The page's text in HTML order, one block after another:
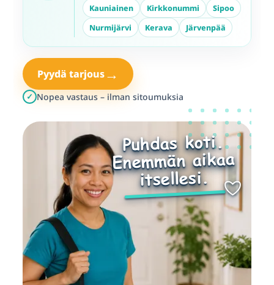
Kauniainen
Kirkkonummi
Sipoo
Nurmijärvi
Kerava Järvenpää
Pyydä tarjous→
✓ Nopea vastaus – ilman sitoumuksia
Puhdas koti.
Enemmän aikaa
itsellesi.